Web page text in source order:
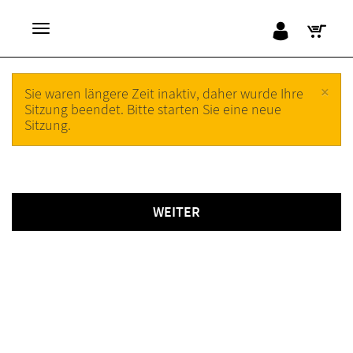
×
Sie waren längere Zeit inaktiv, daher wurde Ihre
Sitzung beendet. Bitte starten Sie eine neue
Sitzung.
WEITER